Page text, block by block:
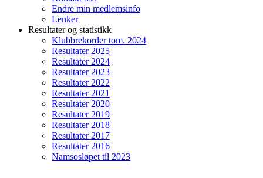
Endre min medlemsinfo
Lenker
Resultater og statistikk
Klubbrekorder tom. 2024
Resultater 2025
Resultater 2024
Resultater 2023
Resultater 2022
Resultater 2021
Resultater 2020
Resultater 2019
Resultater 2018
Resultater 2017
Resultater 2016
Namsosløpet til 2023